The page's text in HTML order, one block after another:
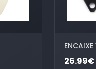
26.99€